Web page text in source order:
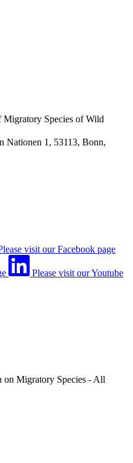
Migratory Species of Wild
Nationen 1, 53113, Bonn,
visit our Facebook page
Please visit our Youtube
on Migratory Species - All